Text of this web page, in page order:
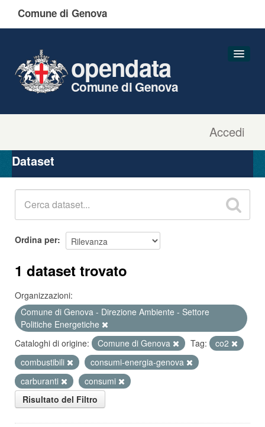
Comune di Genova
Accedi
opendata
Comune di Genova
Organizzazioni
Gruppi
Dataset
Ordina per
1 dataset trovato
Organizzazioni:
Comune di Genova - Direzione Ambiente - Settore
Politiche Energetiche
Cataloghi di origine:
Comune di Genova Tag:
co2
combustibili
consumi-energia-genova
carburanti
consumi
Risultato del Filtro